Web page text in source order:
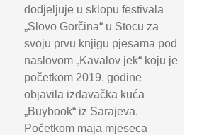
dodjeljuje u sklopu festivala
„Slovo Gorčina“ u Stocu za
svoju prvu knjigu pjesama pod
naslovom „Kavalov jek“ koju je
početkom 2019. godine
objavila izdavačka kuća
„Buybook“ iz Sarajeva.
Početkom maja mjeseca